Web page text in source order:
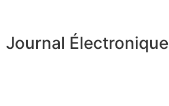
Journal Électronique